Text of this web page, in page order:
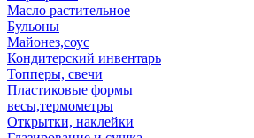
Масло растительное
Бульоны
Майонез,соус
Кондитерский инвентарь
Топперы, свечи
Пластиковые формы
весы,термометры
Открытки, наклейки